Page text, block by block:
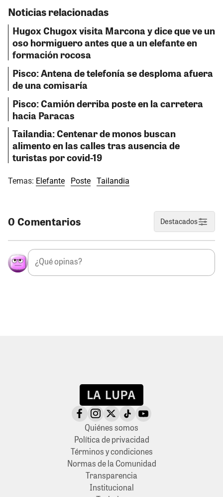
Noticias relacionadas
Hugox Chugox visita Marcona y dice que ve un
oso hormiguero antes que a un elefante en
formación rocosa
Pisco: Antena de telefonía se desploma afuera
de una comisaría
Pisco: Camión derriba poste en la carretera
hacia Paracas
Tailandia: Centenar de monos buscan
alimento en las calles tras ausencia de
turistas por covid-19
Temas: Elefante Poste Tailandia
0 Comentarios Destacados
Quiénes somos
Política de privacidad
Términos y condiciones
Normas de la Comunidad
Transparencia
Institucional